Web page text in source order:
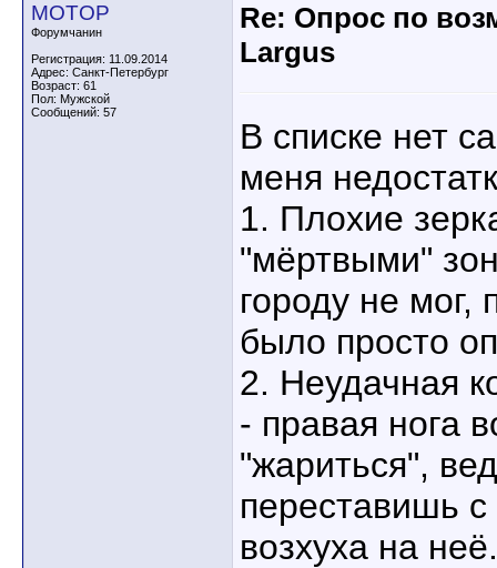
MOTOP
Форумчанин
Регистрация: 11.09.2014
Адрес: Санкт-Петербург
Возраст: 61
Пол: Мужской
Сообщений: 57
Re: Опрос по
Largus
В списке нет
меня
1. Плохие
"мёртвыми"
городу не мог,
было просто
2. Неудачная
- правая нога
"жариться",
переставишь с
возхуха на неё.